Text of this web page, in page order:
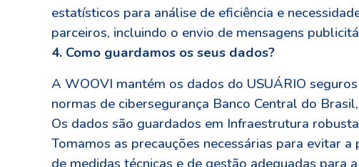
estatísticos para análise de eficiência e
parceiros, incluindo o envio de mensagens
4. Como guardamos os seus dados?
A WOOVI mantém os dados do USUÁRIO
normas de cibersegurança Banco Central do
Os dados são guardados em Infraestrutura
Tomamos as precauções necessárias para evitar